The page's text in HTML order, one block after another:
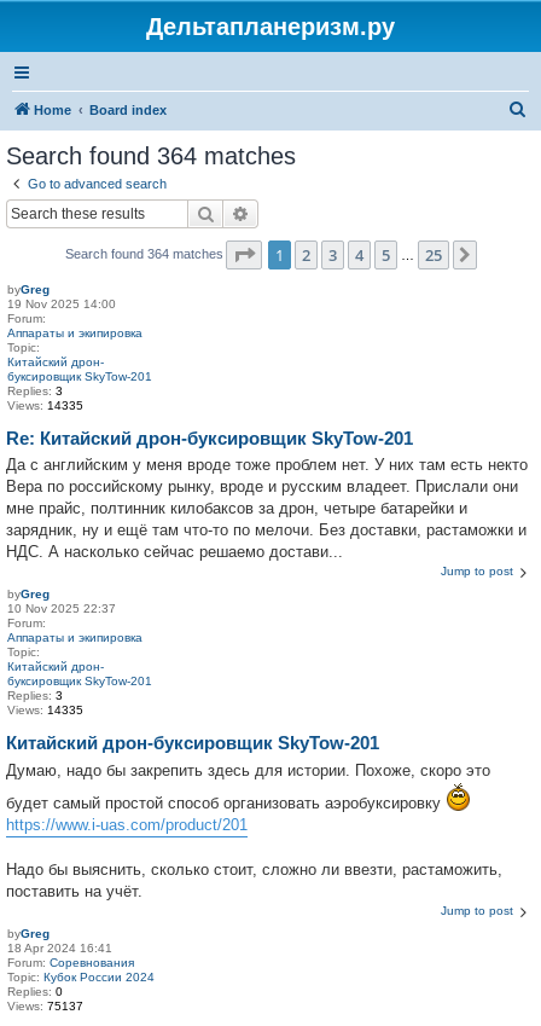
Дельтапланеризм.ру
Home Board index
Search found 364 matches
Go to advanced search
Search
Search found 364 matches Page 1of 25
1 2 3 4 5 25
byGreg
19 Nov 2025 14:00
Forum:
Аппараты и экипировка
Topic:
Китайский дрон-
буксировщик SkyTow-201
Replies: 3
Views: 14335
Re: Китайский дрон-буксировщик SkyTow-201
Да с английским у меня вроде тоже проблем нет. У них там есть некто
Вера по российскому рынку, вроде и русским владеет. Прислали они
мне прайс, полтинник килобаксов за дрон, четыре батарейки и
зарядник, ну и ещё там что-то по мелочи. Без доставки, растаможки и
НДС. А насколько сейчас решаемо достави...
Jump to post
byGreg
10 Nov 2025 22:37
Forum:
Аппараты и экипировка
Topic:
Китайский дрон-
буксировщик SkyTow-201
Replies: 3
Views: 14335
Китайский дрон-буксировщик SkyTow-201
Думаю, надо бы закрепить здесь для истории. Похоже, скоро это
будет самый простой способ организовать аэробуксировку
https://www.i-uas.com/product/201
Надо бы выяснить, сколько стоит, сложно ли ввезти, растаможить,
поставить на учёт.
Jump to post
byGreg
18 Apr 2024 16:41
Forum: Соревнования
Topic: Кубок России 2024
Replies: 0
Views: 75137